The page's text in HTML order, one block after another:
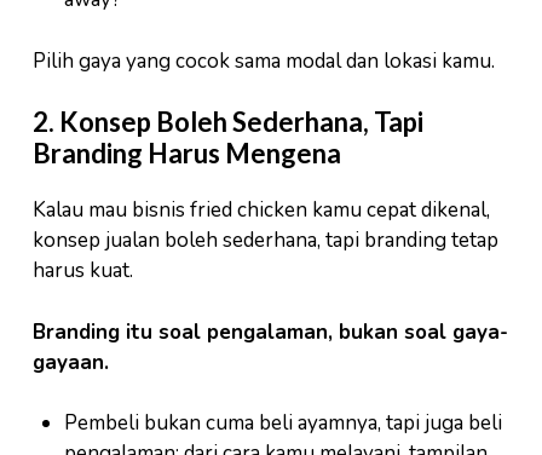
Pilih gaya yang cocok sama modal dan lokasi kamu.
2. Konsep Boleh Sederhana, Tapi
Branding Harus Mengena
Kalau mau bisnis fried chicken kamu cepat dikenal,
konsep jualan boleh sederhana, tapi branding tetap
harus kuat.
Branding itu soal pengalaman, bukan soal gaya-
gayaan.
Pembeli bukan cuma beli ayamnya, tapi juga beli